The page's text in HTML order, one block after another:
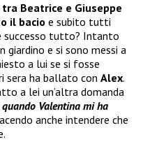
tra Beatrice e Giuseppe
il bacio e subito tutti
successo tutto? Intanto
giardino e si sono messi a
a lui se si fosse
sera ha ballato con Alex.
a lei un’altra domanda
Valentina mi ha
anche intendere che